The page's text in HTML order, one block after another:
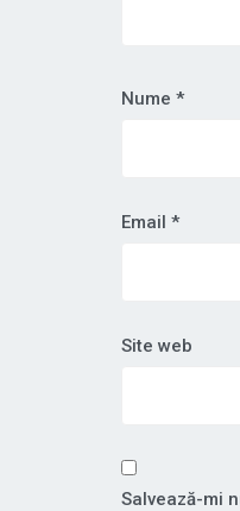
Nume *
Email *
Site web
Salvează-mi